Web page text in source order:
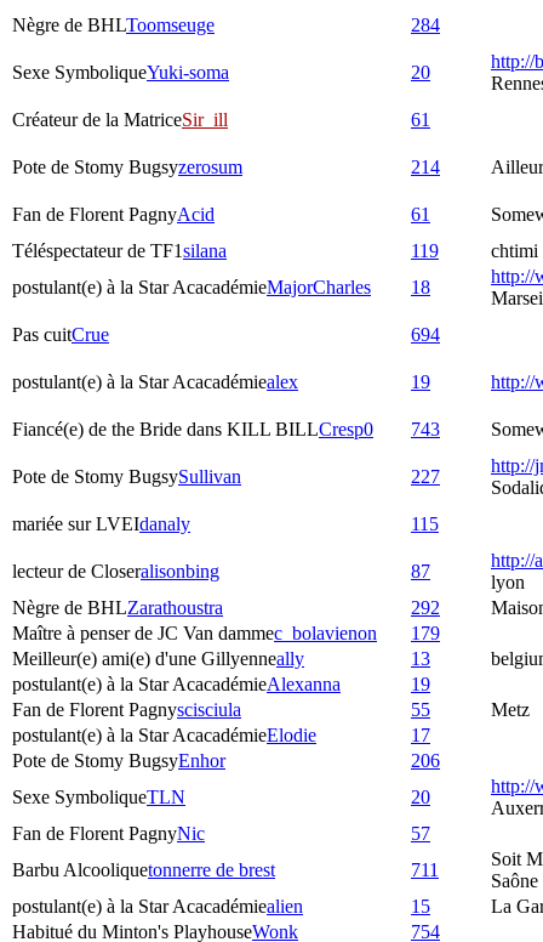
Nègre de BHLToomseuge 284
Sexe SymboliqueYuki-soma 20
http://
Créateur de la MatriceSir_ill 61
Pote de Stomy Bugsyzerosum 214
Fan de Florent PagnyAcid 61
Téléspectateur de TF1silana 119
chtimi
postulant(e) à la Star AcacadémieMajorCharles 18
http://
Pas cuitCrue 694
postulant(e) à la Star Acacadémiealex 19 http://
Fiancé(e) de the Bride dans KILL BILLCresp0 743
Pote de Stomy BugsySullivan 227
http://
mariée sur LVEIdanaly 115
lecteur de Closeralisonbing 87
http://
lyon
Nègre de BHLZarathoustra 292
Maître à penser de JC Van dammec_bolavienon
179
Meilleur(e) ami(e) d'une Gillyenneally 13
postulant(e) à la Star AcacadémieAlexanna
19
Fan de Florent Pagnyscisciula 55
Metz
postulant(e) à la Star AcacadémieElodie
17
Pote de Stomy BugsyEnhor
206
Sexe SymboliqueTLN 20
http://
Fan de Florent PagnyNic
57
Barbu Alcooliquetonnerre de brest 711
Soit
Saône
postulant(e) à la Star Acacadémiealien 15
La
Habitué du Minton's PlayhouseWonk 754